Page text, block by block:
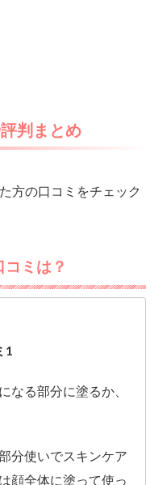
判まとめ
方の口コミをチェック
ミは？
1
なる部分に塗るか、
分使いでスキンケア
顔全体に塗って使っ